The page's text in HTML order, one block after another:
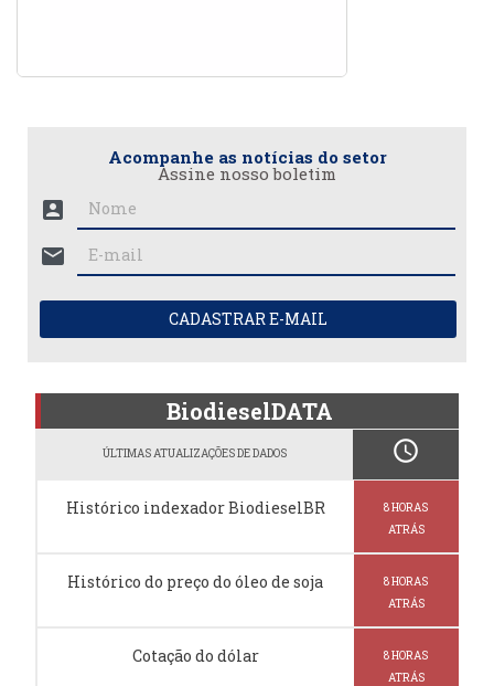
Acompanhe as notícias do setor
Assine nosso boletim
account_box
mail
CADASTRAR E-MAIL
BiodieselDATA
ÚLTIMAS ATUALIZAÇÕES DE DADOS schedule
Histórico indexador BiodieselBR
8 HORAS
ATRÁS
Histórico do preço do óleo de soja
8 HORAS
ATRÁS
Cotação do dólar
8 HORAS
ATRÁS